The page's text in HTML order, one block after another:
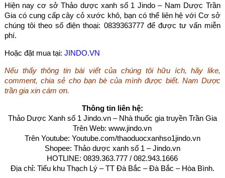
Hiện nay cơ sở Thảo dược xanh số 1 Jindo – Nam Dược Trần
Gia có cung cấp cây cỏ xước khô, bạn có thể liên hệ với Cơ sở
chúng tôi theo số điện thoại: 0839363777 để được tư vấn miễn
phí.
Hoặc đặt mua tại: JINDO.VN
Nếu thấy thông tin bài viết của chúng tôi hữu ích, hãy like,
comment, chia sẻ cho bạn bè của mình được biết. Nam Dược
trần gia xin cám ơn.
Thông tin liên hệ:
Thảo Dược Xanh số 1 Jindo.vn – Nhà thuốc gia truyền Trần Gia
Trên Web:www.jindo.vn
Trên Youtube: Youtube.com/thaoduocxanhso1jindo.vn
Shopee: Thảo dược xanh số 1 – Jindo.vn
HOTLINE: 0839.363.777 / 082.943.1666
Địa chỉ: Tiểu khu Thạch Lý – TT Đà Bắc – Đà Bắc – Hòa Bình.